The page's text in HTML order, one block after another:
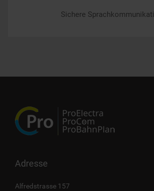
Sichere
Adresse
Alfredstrasse 157